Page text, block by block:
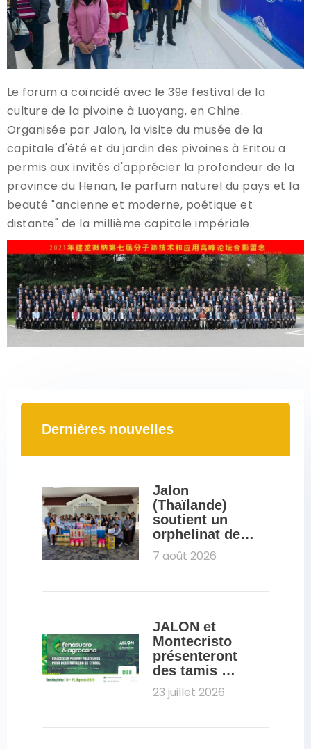
Le forum a coïncidé avec le 39e festival de la
culture de la pivoine à Luoyang, en Chine.
Organisée par Jalon, la visite du musée de la
capitale d'été et du jardin des pivoines à Eritou a
permis aux invités d'apprécier la profondeur de la
province du Henan, le parfum naturel du pays et la
beauté "ancienne et moderne, poétique et
distante" de la millième capitale impériale.
Dernières nouvelles
Jalon
(Thaïlande)
soutient un
orphelinat de
Pattaya dans le
cadre d'une
RSE
7 août 2026
JALON et
Montecristo
présenteront
des tamis
moléculaires
destinés à la
de l'éthanol
23 juillet 2026